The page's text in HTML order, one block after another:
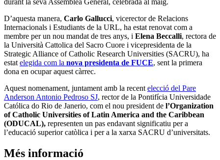
D’aquesta manera, Carlo Gallucci, vicerector de Relacions
Internacionals i Estudiants de la URL, ha estat renovat com a
membre per un nou mandat de tres anys, i Elena Beccalli, rectora de
la Università Cattolica del Sacro Cuore i vicepresidenta de la
Strategic Alliance of Catholic Research Universities (SACRU), ha
estat elegida com la nova presidenta de FUCE, sent la primera
dona en ocupar aquest càrrec.
Aquest nomenament, juntament amb la recent elecció del Pare
Anderson Antonio Pedroso SJ, rector de la Pontifícia Universidade
Católica do Rio de Janerio, com el nou president de l’Organization
of Catholic Universities of Latin America and the Caribbean
(ODUCAL), representen un pas endavant significatiu per a
l’educació superior catòlica i per a la xarxa SACRU d’universitats.
Més informació